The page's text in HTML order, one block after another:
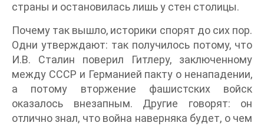
страны и остановилась лишь у стен столицы.
Почему так вышло, историки спорят до сих пор.
Одни утверждают: так получилось потому, что
И.В. Сталин поверил Гитлеру, заключенному
между СССР и Германией пакту о ненападении,
а потому вторжение фашистских войск
оказалось внезапным. Другие говорят: он
отлично знал, что война наверняка будет, о чем